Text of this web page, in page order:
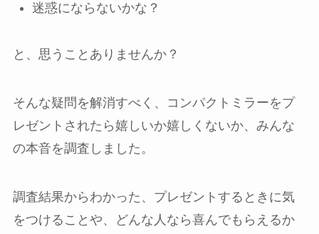
迷惑にならないかな？
と、思うことありませんか？
そんな疑問を解消すべく、コンパクトミラーをプ
レゼントされたら嬉しいか嬉しくないか、みんな
の本音を調査しました。
調査結果からわかった、プレゼントするときに気
をつけることや、どんな人なら喜んでもらえるか